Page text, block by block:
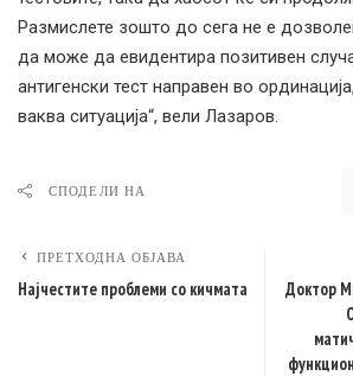
Размислете зошто до сега не е
да може да евидентира позитивен
антигенски тест направен во
ваква ситуација“, вели Лазаров.
СПОДЕЛИ НА
ПРЕТХОДНА ОБЈАВА
Најчестите проблеми со кичмата
Доктор